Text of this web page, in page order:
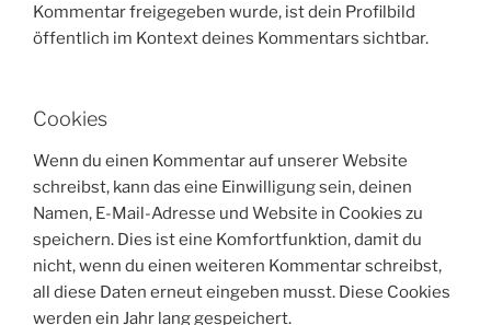
Kommentar freigegeben wurde, ist dein Profilbild
öffentlich im Kontext deines Kommentars sichtbar.
Cookies
Wenn du einen Kommentar auf unserer Website
schreibst, kann das eine Einwilligung sein, deinen
Namen, E-Mail-Adresse und Website in Cookies zu
speichern. Dies ist eine Komfortfunktion, damit du
nicht, wenn du einen weiteren Kommentar schreibst,
all diese Daten erneut eingeben musst. Diese Cookies
werden ein Jahr lang gespeichert.